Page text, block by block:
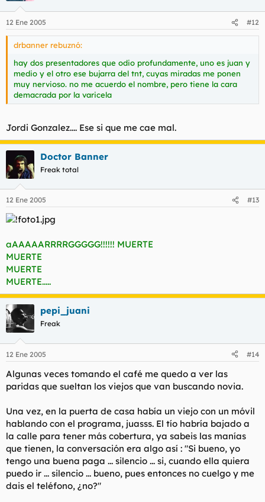
12 Ene 2005 #12
drbanner rebuznó:
hay dos presentadores que odio profundamente, uno es juan y
medio y el otro ese bujarra del tnt, cuyas miradas me ponen
muy nervioso. no me acuerdo el nombre, pero tiene la cara
demacrada por la varicela
Jordi Gonzalez.... Ese si que me cae mal.
Doctor Banner
Freak total
12 Ene 2005 #13
aAAAAARRRRGGGGG!!!!!! MUERTE
MUERTE
MUERTE
MUERTE.....
pepi_juani
Freak
12 Ene 2005 #14
Algunas veces tomando el café me quedo a ver las
paridas que sueltan los viejos que van buscando novia.
Una vez, en la puerta de casa había un viejo con un móvil
hablando con el programa, juasss. El tío habría bajado a
la calle para tener más cobertura, ya sabeis las manías
que tienen, la conversación era algo así : "Si bueno, yo
tengo una buena paga ... silencio ... si, cuando ella quiera
puedo ir ... silencio ... bueno, pues entonces no cuelgo y me
dais el teléfono, ¿no?"